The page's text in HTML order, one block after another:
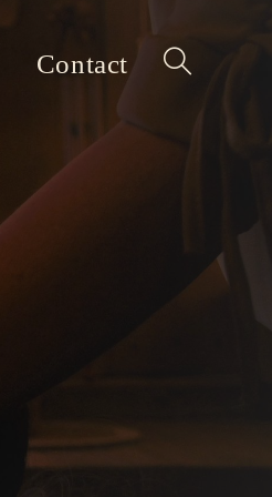
Contact Toggle